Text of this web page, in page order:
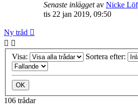
Senaste inläggetav Nicke
tis 22 jan 2019, 09:50
Ny tråd
Visa: Sortera efter:
106 trådar